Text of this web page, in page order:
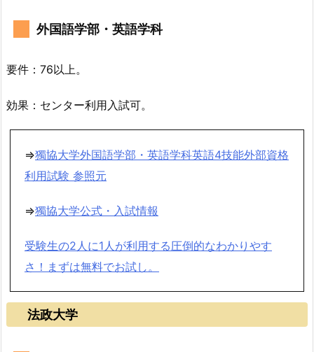
外国語学部・英語学科
要件：76以上。
効果：センター利用入試可。
⇒獨協大学外国語学部・英語学科英語4技能外部資格
利用試験 参照元
⇒獨協大学公式・入試情報
受験生の2人に1人が利用する圧倒的なわかりやす
さ！まずは無料でお試し。
法政大学